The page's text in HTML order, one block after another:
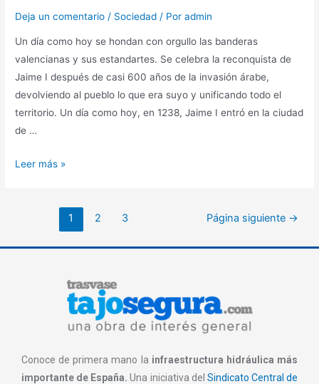
Deja un comentario / Sociedad / Poradmin
Un día como hoy se hondan con orgullo las banderas
valencianas y sus estandartes. Se celebra la reconquista de
Jaime I después de casi 600 años de la invasión árabe,
devolviendo al pueblo lo que era suyo y unificando todo el
territorio. Un día como hoy, en 1238, Jaime I entró en la ciudad
de …
Leer más »
1 2 3 Página siguiente →
Conoce de primera mano la infraestructura hidráulica más
importante de España.Una iniciativa del Sindicato Central de